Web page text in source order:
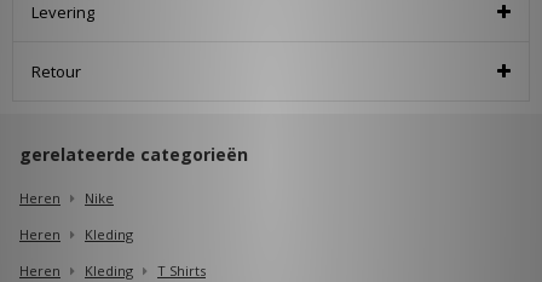
Levering
Retour
gerelateerde categorieën
Heren
Nike
Heren
Kleding
Heren
Kleding T Shirts